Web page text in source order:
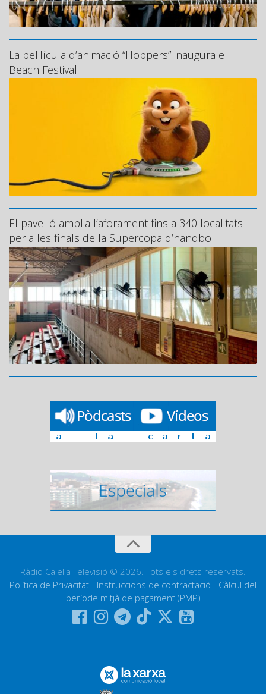
La pel·lícula d’animació “Hoppers” inaugura el
Beach Festival
El pavelló amplia l’aforament fins a 340 localitats
per a les finals de la Supercopa d’handbol
Ràdio Calella Televisió © 2026. Tots els drets reservats.
Política de Privacitat - Instruccions de contractació - Càlcul del
període mitjà de pagament (PMP)